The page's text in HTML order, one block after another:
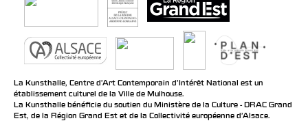
La Kunsthalle, Centre d’Art Contemporain d’Intérêt National est un
établissement culturel de la Ville de Mulhouse.
La Kunsthalle bénéficie du soutien du Ministère de la Culture - DRAC Grand
Est, de la Région Grand Est et de la Collectivité européenne d’Alsace.